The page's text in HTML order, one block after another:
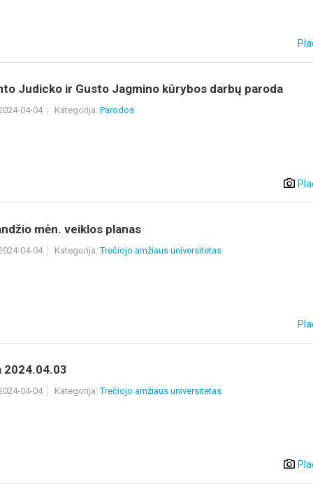
Judicko ir Gusto Jagmino kūrybos darbų paroda
04-04 Kategorija: Parodos
mėn. veiklos planas
04-04 Kategorija:Trečiojo amžiaus universitetas
2024.04.03
04-04 Kategorija:Trečiojo amžiaus universitetas